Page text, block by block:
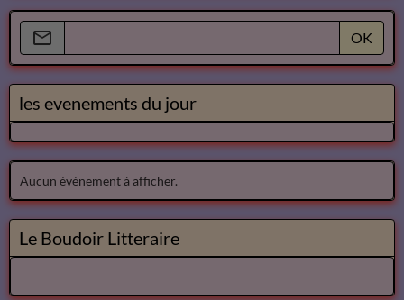
OK
les evenements du jour
Aucun évènement à afficher.
Le Boudoir Litteraire